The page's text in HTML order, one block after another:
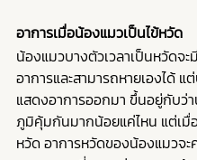
อาการเมื่อน้องแมวเป็นไข้หวัด
น้องแมวบางตัวเวลาเป็นหวัดจะ
อาการและสามารถหายเองได้ แ
แสดงอาการออกมา ขึ้นอยู่กับว่
ภูมิคุ้มกันมากน้อยแค่ไหน แต่เมื่
หวัด อาการหวัดของน้องแมวจ